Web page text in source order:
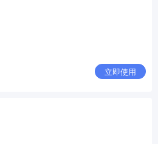
立即使用